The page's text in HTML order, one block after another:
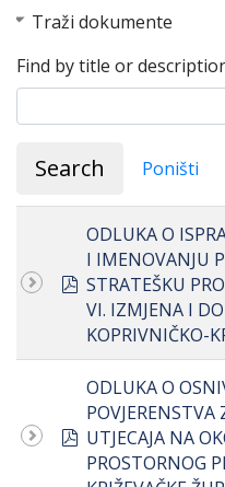
Traži dokumente
Find by title or
Search Poništi
pdf
ODLUKA O
I IMENOVANJU
STRATEŠKU
VI. IZMJENA I
KOPRIVNIČKO-
pdf
ODLUKA O
POVJERENSTVA
UTJECAJA NA
PROSTORNOG